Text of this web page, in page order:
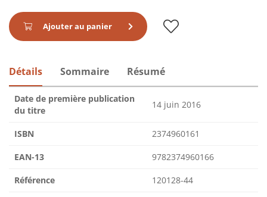
Ajouter au panier
Détails Sommaire Résumé
Date de première publication
du titre
14 juin 2016
ISBN 2374960161
EAN-13 9782374960166
Référence 120128-44